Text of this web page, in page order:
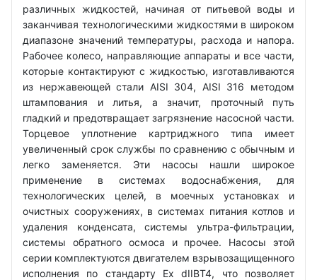
различных жидкостей, начиная от питьевой воды и
заканчивая технологическими жидкостями в широком
диапазоне значений температуры, расхода и напора.
Рабочее колесо, направляющие аппараты и все части,
которые контактируют с жидкостью, изготавливаются
из нержавеющей стали AISI 304, AISI 316 методом
штампования и литья, а значит, проточный путь
гладкий и предотвращает загрязнение насосной части.
Торцевое уплотнение картриджного типа имеет
увеличенный срок службы по сравнению с обычным и
легко заменяется. Эти насосы нашли широкое
применение в системах водоснабжения, для
технологических целей, в моечных установках и
очистных сооружениях, в системах питания котлов и
удаления конденсата, системы ультра-фильтрации,
системы обратного осмоса и прочее. Насосы этой
серии комплектуются двигателем взрывозащищенного
исполнения по стандарту Ex dIIBT4, что позволяет